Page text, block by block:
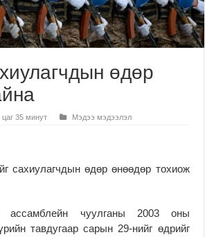
өдөр
35 минут Мэдээ мэдээлэл
сахиулагчдын өдөр өнөөдөр тохиож
ассамблейн чуулганы 2003 оны
тавдугаар сарын 29-нийг өдрийг